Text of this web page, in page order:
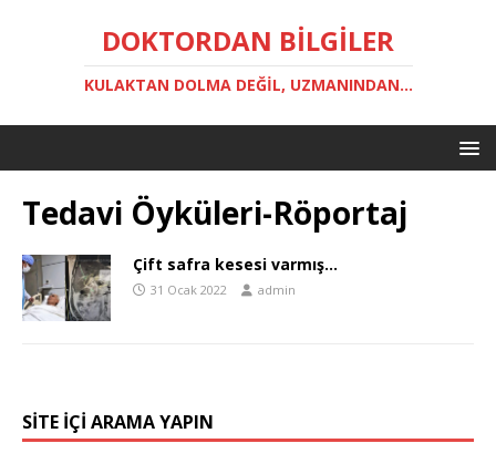
DOKTORDAN BILGILER
KULAKTAN DOLMA DEĞIL, UZMANINDAN...
Tedavi Öyküleri-Röportaj
Çift safra kesesi varmış…
31 Ocak 2022 admin
SITE IÇI ARAMA YAPIN